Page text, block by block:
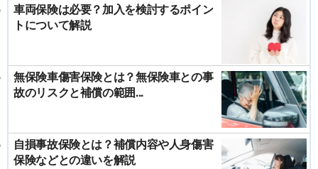
車両保険は必要？加入を検討するポイン
トについて解説
無保険車傷害保険とは？無保険車との事
故のリスクと補償の範囲...
自損事故保険とは？補償内容や人身傷害
保険などとの違いを解説